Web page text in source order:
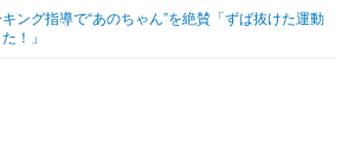
その他
ング指導で“あのちゃん”を絶賛「ずば抜けた運動
！」